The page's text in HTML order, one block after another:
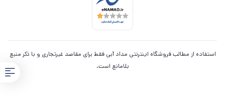
استفاده از مطالب فروشگاه اینترنتی مداد آبی فقط برای مقاصد غیرتجاری و با ذکر منبع
بلامانع است.